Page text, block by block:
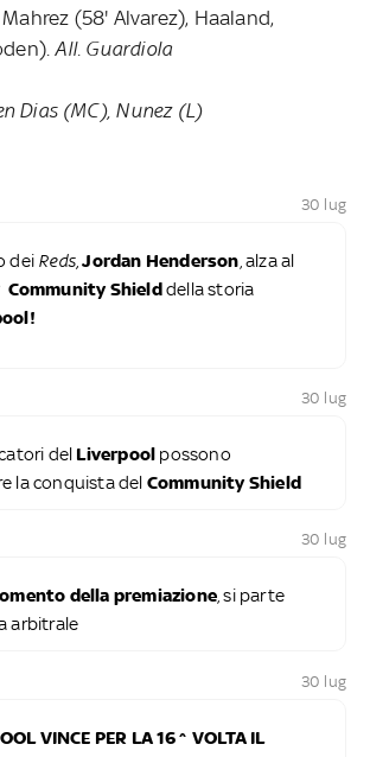
(58' Alvarez), Haaland,
All. Guardiola
Dias (MC), Nunez (L)
30 lug
dei Reds,Jordan Henderson , alza al
Community Shielddella storia
30 lug
del Liverpool possono
la conquista del Community Shield
30 lug
della premiazione , si parte
arbitrale
30 lug
VINCE PER LA 16^ VOLTA IL